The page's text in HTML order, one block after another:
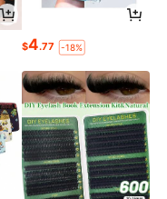
$4.77 -18%